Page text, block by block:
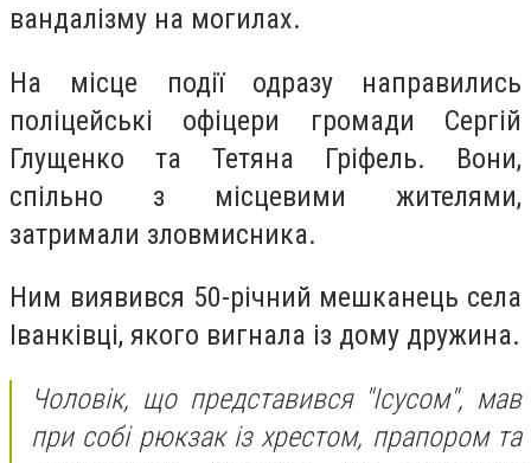
вандалізму на могилах.
На місце події одразу направились
поліцейські офіцери громади Сергій
Глущенко та Тетяна Гріфель. Вони,
спільно з місцевими жителями,
затримали зловмисника.
Ним виявився 50-річний мешканець села
Іванківці, якого вигнала із дому дружина.
Чоловік, що представився "Ісусом", мав
при собі рюкзак із хрестом, прапором та